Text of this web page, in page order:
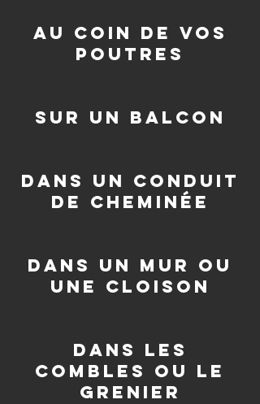
au coin de vos
poutres
sur un balcon
dans un conduit
de cheminée
dans un mur ou
une cloison
dans les
combles ou le
grenier